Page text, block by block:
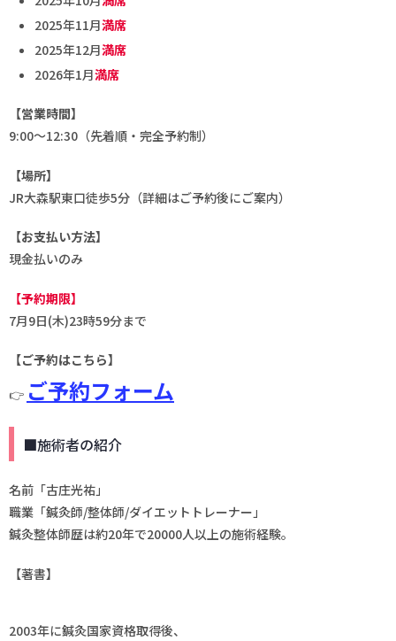
2025年11月満席
2025年12月満席
2026年1月満席
【営業時間】
9:00〜12:30（先着順・完全予約制）
【場所】
JR大森駅東口徒歩5分（詳細はご予約後にご案内）
【お支払い方法】
現金払いのみ
【予約期限】
7月9日(木)23時59分まで
【ご予約はこちら】
👉 ご予約フォーム
■施術者の紹介
名前「古庄光祐」
職業「鍼灸師/整体師/ダイエットトレーナー」
鍼灸整体師歴は約20年で20000人以上の施術経験。
【著書】
2003年に鍼灸国家資格取得後、